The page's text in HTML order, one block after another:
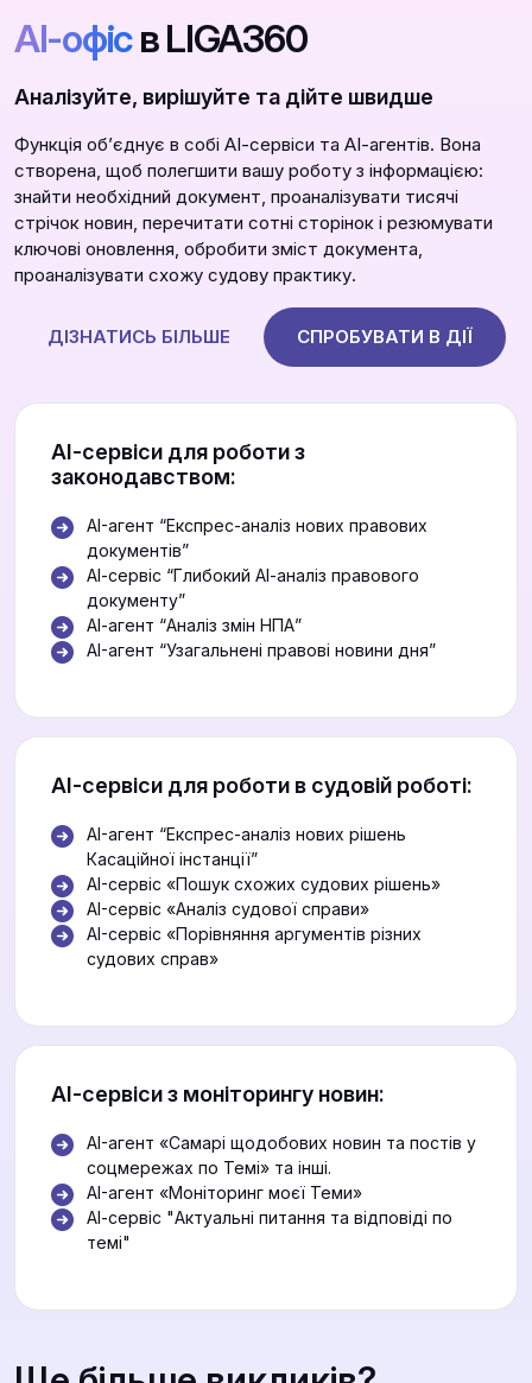
АІ-офісв LIGA360
Аналізуйте, вирішуйте та дійте швидше
Функція обʼєднує в собі АІ-сервіси та АІ-агентів. Вона
створена, щоб полегшити вашу роботу з інформацією:
знайти необхідний документ, проаналізувати тисячі
стрічок новин, перечитати сотні сторінок і резюмувати
ключові оновлення, обробити зміст документа,
проаналізувати схожу судову практику.
ДІЗНАТИСЬ БІЛЬШЕ СПРОБУВАТИ В ДІЇ
АІ-сервіси для роботи з
законодавством:
AI-агент “Експрес-аналіз нових правових
документів”
АІ-сервіс “Глибокий АІ-аналіз правового
документу”
АІ-агент “Аналіз змін НПА”
AI-агент “Узагальнені правові новини дня”
АІ-сервіси для роботи в судовій роботі:
AI-агент “Експрес-аналіз нових рішень
Касаційної інстанції”
AI-сервіс «Пошук схожих судових рішень»
AI-сервіс «Аналіз судової справи»
AI-сервіс «Порівняння аргументів різних
судових справ»
АІ-сервіси з моніторингу новин:
AI-агент «Самарі щодобових новин та постів у
соцмережах по Темі» та інші.
AI-агент «Моніторинг моєї Теми»
АІ-сервіс "Актуальні питання та відповіді по
темі"